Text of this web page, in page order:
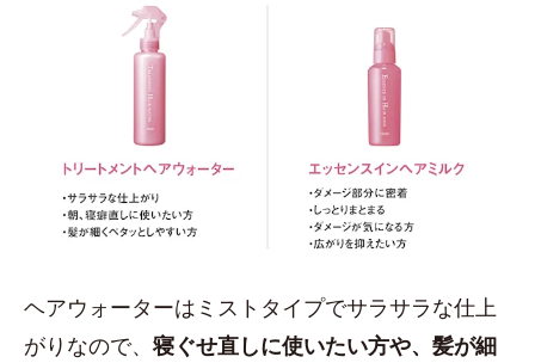
ヘアウォーターはミストタイプでサラサラな仕上
がりなので、寝ぐせ直しに使いたい方や、髪が細